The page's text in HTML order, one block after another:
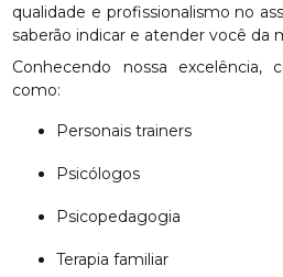
qualidade e profissionalismo no
saberão indicar e atender você da
Conhecendo nossa excelência,
como:
Personais trainers
Psicólogos
Psicopedagogia
Terapia familiar